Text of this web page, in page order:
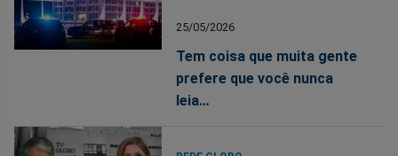
25/05/2026
Tem coisa que muita gente
prefere que você nunca
leia…